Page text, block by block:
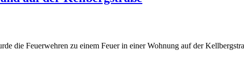
die Feuerwehren zu einem Feuer in einer Wohnung auf der